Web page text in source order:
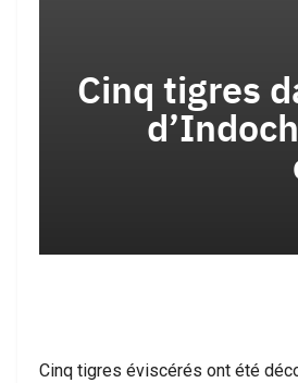
Cinq tigres
Cinq tigres éviscérés ont été